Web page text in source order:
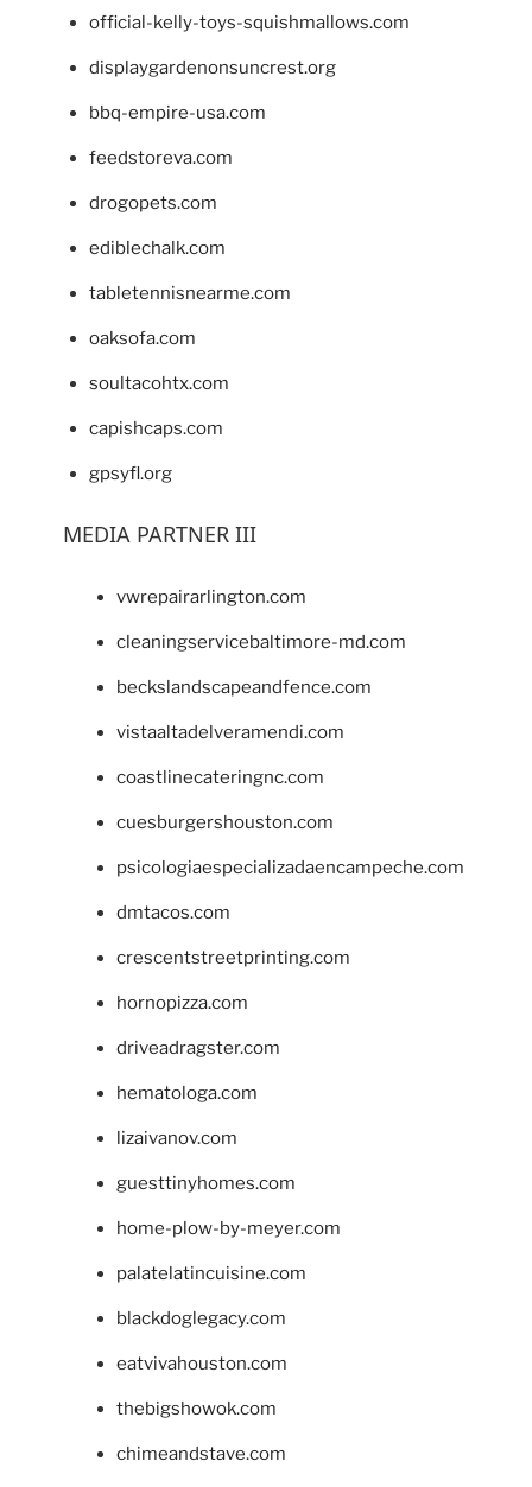
official-kelly-toys-squishmallows.com
displaygardenonsuncrest.org
bbq-empire-usa.com
feedstoreva.com
drogopets.com
ediblechalk.com
tabletennisnearme.com
oaksofa.com
soultacohtx.com
capishcaps.com
gpsyfl.org
MEDIA PARTNER III
vwrepairarlington.com
cleaningservicebaltimore-md.com
beckslandscapeandfence.com
vistaaltadelveramendi.com
coastlinecateringnc.com
cuesburgershouston.com
psicologiaespecializadaencampeche.com
dmtacos.com
crescentstreetprinting.com
hornopizza.com
driveadragster.com
hematologa.com
lizaivanov.com
guesttinyhomes.com
home-plow-by-meyer.com
palatelatincuisine.com
blackdoglegacy.com
eatvivahouston.com
thebigshowok.com
chimeandstave.com